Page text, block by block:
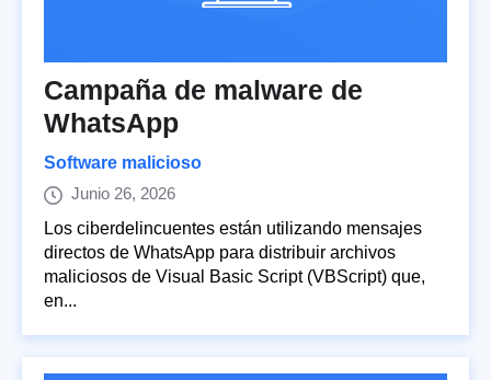
Campaña de malware de
WhatsApp
Software malicioso
Junio 26, 2026
Los ciberdelincuentes están utilizando mensajes
directos de WhatsApp para distribuir archivos
maliciosos de Visual Basic Script (VBScript) que,
en...